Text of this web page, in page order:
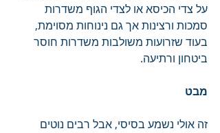
על צדי הכיסא או לצדי הגוף משדרות
סמכות ורצינות אך גם נינוחות מסוימת,
בעוד שזרועות משולבות משדרות חוסר
ביטחון ורתיעה.
מבט
זה אולי נשמע בסיסי, אבל רבים נוטים